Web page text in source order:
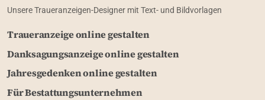
Unsere Traueranzeigen-Designer mit Text- und Bildvorlagen
Traueranzeige online gestalten
Danksagungsanzeige online gestalten
Jahresgedenken online gestalten
Für Bestattungsunternehmen